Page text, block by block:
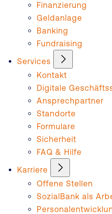
Finanzierung
Geldanlage
Banking
Fundraising
Services
Kontakt
Digitale
Ansprechpartner
Standorte
Formulare
Sicherheit
FAQ & Hilfe
Karriere
Offene Stellen
SozialBank als